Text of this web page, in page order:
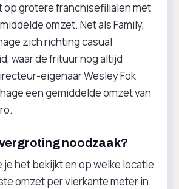
op grotere franchisefilialen met
omzet. Net als Family,
zich richting casual
waar de frituur nog altijd
eigenaar Wesley Fok
een gemiddelde omzet van
noodzaak?
je het bekijkt en op welke locatie
omzet per vierkante meter in